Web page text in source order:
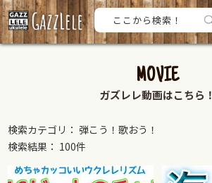
MOVIE
ガズレレ動画はこちら！
検索カテゴリ： 弾こう！歌おう！
検索結果： 100件